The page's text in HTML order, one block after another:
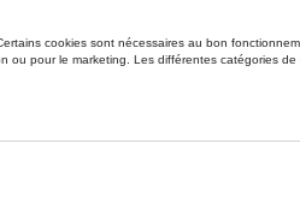
En stock